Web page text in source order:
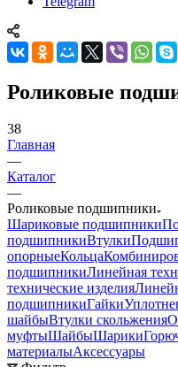
Роликовые
38
Главная
—
Каталог
—
Роликовые подшипники
Шариковые подшипники
подшипникиВтулки
опорныеКольца
подшипникиЛинейная
технические изделия
подшипникиГайки
шайбыВтулки скольжения
муфтыШайбыШарики
материалыАксессуары